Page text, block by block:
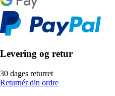
Levering og retur
30 dages returret
Returnér din ordre